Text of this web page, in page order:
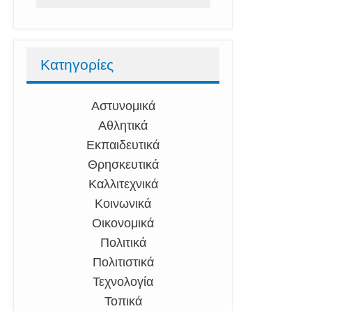
Κατηγορίες
Αστυνομικά
Αθλητικά
Εκπαιδευτικά
Θρησκευτικά
Καλλιτεχνικά
Κοινωνικά
Οικονομικά
Πολιτικά
Πολιτιστικά
Τεχνολογία
Τοπικά